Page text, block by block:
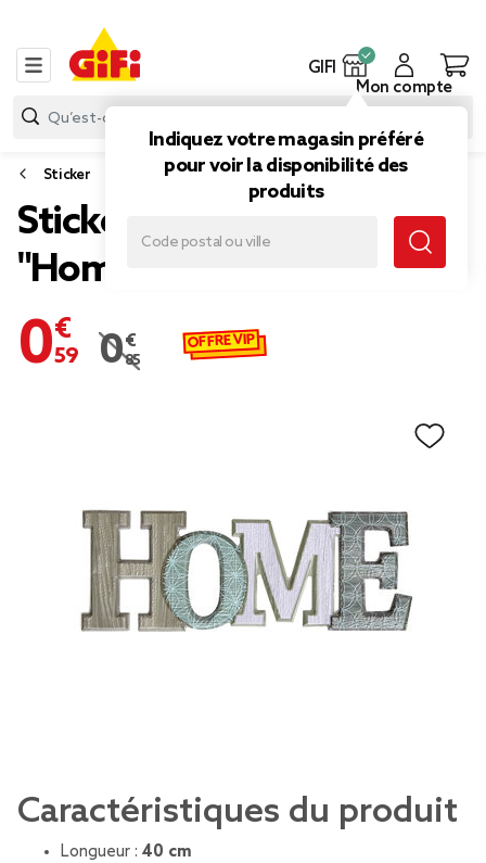
GIFI
Indiquez votre magasin préféré
pour voir la disponibilité des
produits
Mon compte
Sticker
Sticker mural en plastique
"Home" 40xH19cm
0,59 €
Prix remisé de 0,85 € à 0,59 €
0,85 € OFFRE VIP
Caractéristiques du produit
Longueur : 40 cm